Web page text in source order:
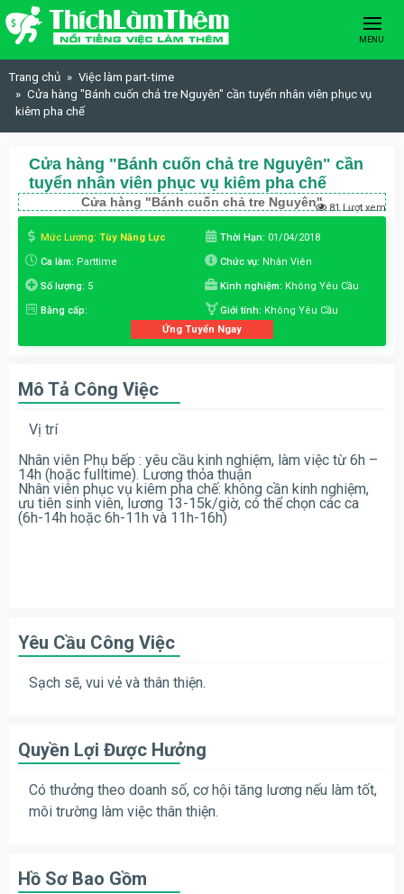
Skip to content
MENU
Trang chủ
Việc làm part-time
Cửa hàng "Bánh cuốn chả tre Nguyên" cần tuyển nhân viên phục vụ
kiêm pha chế
Cửa hàng "Bánh cuốn chả tre Nguyên" cần
tuyển nhân viên phục vụ kiêm pha chế
Cửa hàng "Bánh cuốn chả tre Nguyên" 81 Lượt xem
Mức Lương: Tùy Năng Lực Thời Hạn: 01/04/2018
Ca làm: Parttime Chức vụ: Nhân Viên
Số lượng: 5 Kinh nghiệm: Không Yêu Cầu
Bằng cấp: Giới tính: Không Yêu Cầu
Ứng Tuyển Ngay
Mô Tả Công Việc
Vị trí
Nhân viên Phụ bếp : yêu cầu kinh nghiệm, làm việc từ 6h –
14h (hoặc fulltime). Lương thỏa thuận
Nhân viên phục vụ kiêm pha chế: không cần kinh nghiệm,
ưu tiên sinh viên, lương 13-15k/giờ, có thể chọn các ca
(6h-14h hoặc 6h-11h và 11h-16h)
Yêu Cầu Công Việc
Sạch sẽ, vui vẻ và thân thiện.
Quyền Lợi Được Hưởng
Có thưởng theo doanh số, cơ hội tăng lương nếu làm tốt,
môi trường làm việc thân thiện.
Hồ Sơ Bao Gồm